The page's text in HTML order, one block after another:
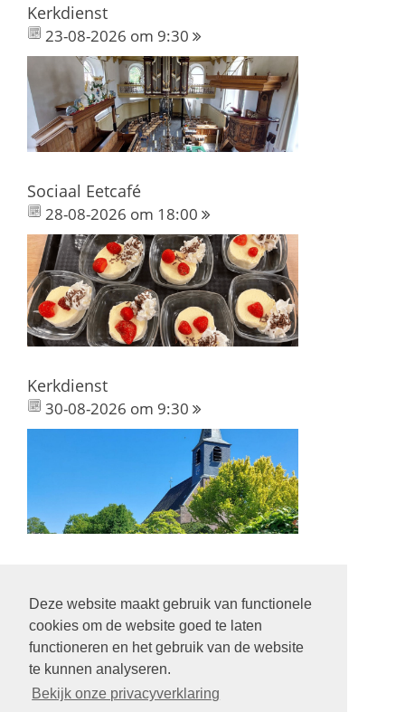
Deze website maakt gebruik van functionele
cookies om de website goed te laten
functioneren en het gebruik van de website
te kunnen analyseren.
Bekijk onze privacyverklaring
Kerkdienst
23-08-2026 om 9:30
Sociaal Eetcafé
28-08-2026 om 18:00
Kerkdienst
30-08-2026 om 9:30
Volg ons op: